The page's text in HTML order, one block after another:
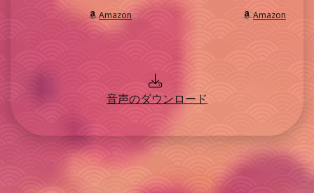
Amazon Amazon
音声のダウンロード